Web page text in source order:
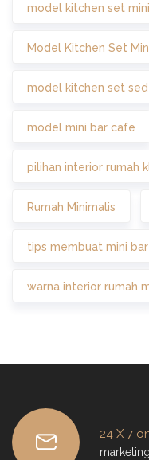
model kitchen set
Model Kitchen Set
model kitchen set
model mini bar cafe
pilihan interior rumah
Rumah Minimalis
tips membuat mini
warna interior rumah
24 X 7